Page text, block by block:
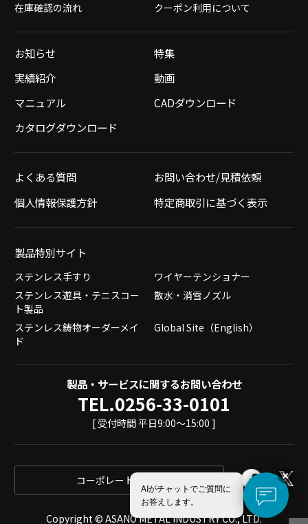
在庫確認の流れ
クーポン利用について
お知らせ
特集
実績紹介
動画
マニュアル
CADダウンロード
カタログダウンロード
よくある質問
お問い合わせ/見積依頼
個人情報保護方針
特定商取引に基づく表示
製品特別サイト
ステンレス手すり
ワイヤーテンショナー
ステンレス遊具・テニスコー
ト製品
散水・消雪ノズル
ステンレス鋳物オーダーメイ
ド
Global Site（English）
製品・サービスに関するお問い合わせ
TEL.0256-33-0101
[ 受付時間 平日9:00～15:00 ]
コーポレートサイト
Copyright © ASANO METAL INDUSTRY CO., LTD.
AIがチャットでご質問に
お答えします。